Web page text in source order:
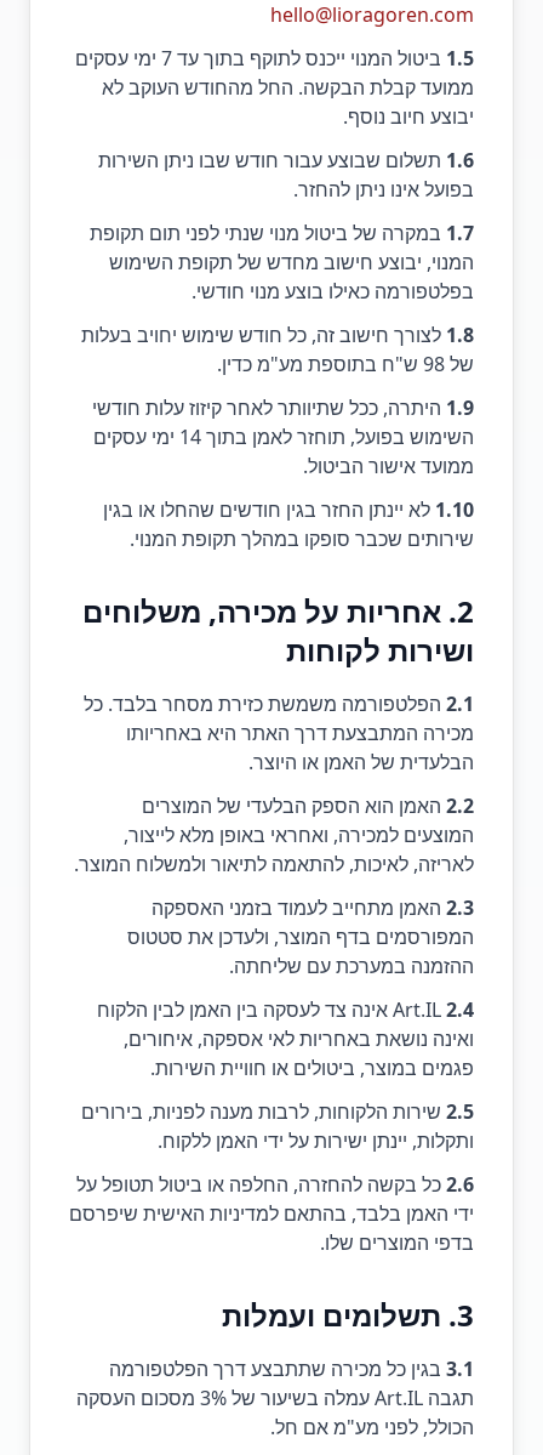
hello@lioragoren.com
1.5
ביטול המנוי ייכנס לתוקף בתוך עד 7 ימי עסקים
ממועד קבלת הבקשה. החל מהחודש העוקב לא
יבוצע חיוב נוסף.
1.6 תשלום שבוצע עבור חודש שבו ניתן השירות
בפועל אינו ניתן להחזר.
1.7 במקרה של ביטול מנוי שנתי לפני תום תקופת
המנוי, יבוצע חישוב מחדש של תקופת השימוש
בפלטפורמה כאילו בוצע מנוי חודשי.
1.8 לצורך חישוב זה, כל חודש שימוש יחויב בעלות
של 98 ש"ח בתוספת מע"מ כדין.
1.9 היתרה, ככל שתיוותר לאחר קיזוז עלות חודשי
השימוש בפועל, תוחזר לאמן בתוך 14 ימי עסקים
ממועד אישור הביטול.
1.10 לא יינתן החזר בגין חודשים שהחלו או בגין
שירותים שכבר סופקו במהלך תקופת המנוי.
2. אחריות על מכירה, משלוחים
ושירות לקוחות
2.1 הפלטפורמה משמשת כזירת מסחר בלבד. כל
מכירה המתבצעת דרך האתר היא באחריותו
הבלעדית של האמן או היוצר.
2.2 האמן הוא הספק הבלעדי של המוצרים
המוצעים למכירה, ואחראי באופן מלא לייצור,
לאריזה, לאיכות, להתאמה לתיאור ולמשלוח המוצר.
2.3 האמן מתחייב לעמוד בזמני האספקה
המפורסמים בדף המוצר, ולעדכן את סטטוס
ההזמנה במערכת עם שליחתה.
2.4
Art.IL אינה צד לעסקה בין האמן לבין הלקוח
ואינה נושאת באחריות לאי אספקה, איחורים,
פגמים במוצר, ביטולים או חוויית השירות.
2.5 שירות הלקוחות, לרבות מענה לפניות, בירורים
ותקלות, יינתן ישירות על ידי האמן ללקוח.
2.6כל בקשה להחזרה, החלפה או ביטול תטופל על
ידי האמן בלבד, בהתאם למדיניות האישית שיפרסם
בדפי המוצרים שלו.
3. תשלומים ועמלות
3.1 בגין כל מכירה שתתבצע דרך הפלטפורמה
תגבה Art.IL עמלה בשיעור של 3% מסכום העסקה
הכולל, לפני מע"מ אם חל.